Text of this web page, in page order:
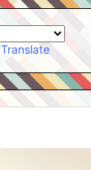
Translate